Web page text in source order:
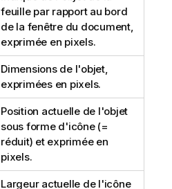
feuille par rapport au bord
de la fenêtre du document,
exprimée en pixels.
Dimensions de l'objet,
exprimées en pixels.
Position actuelle de l'objet
sous forme d'icône (=
réduit) et exprimée en
pixels.
Largeur actuelle de l'icône